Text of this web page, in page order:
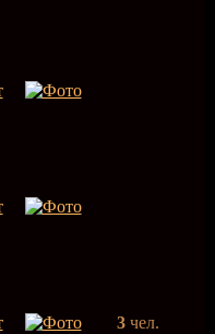
3 чел.